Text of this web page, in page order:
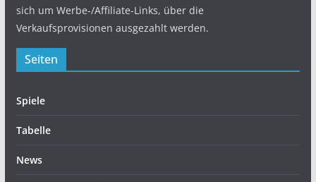
sich um Werbe-/Affiliate-Links, über die
Verkaufsprovisionen ausgezahlt werden.
Seiten
Spiele
Tabelle
News